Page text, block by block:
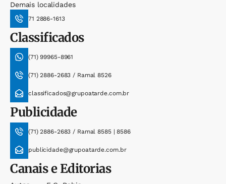
Demais localidades
71 2886-1613
Classificados
(71) 99965-8961
(71) 2886-2683 / Ramal 8526
classificados@grupoatarde.com.br
Publicidade
(71) 2886-2683 / Ramal 8585 | 8586
publicidade@grupoatarde.com.br
Canais e Editorias